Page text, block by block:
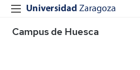
Campus de Huesca